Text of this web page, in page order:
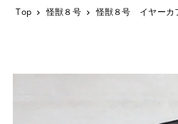
Top 怪獣８号 怪獣８号 イヤーカ